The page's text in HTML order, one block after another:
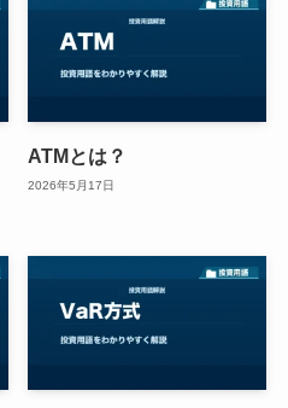
ATMとは？
2026年5月17日